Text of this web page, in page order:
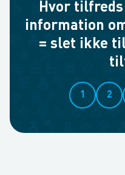
Hvor tilfreds
information
= slet ikke
1 2